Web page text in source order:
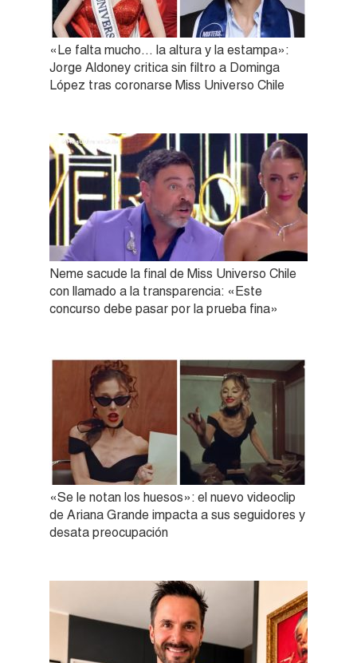
«Le falta mucho… la altura y la estampa»:
Jorge Aldoney critica sin filtro a Dominga
López tras coronarse Miss Universo Chile
Neme sacude la final de Miss Universo Chile
con llamado a la transparencia: «Este
concurso debe pasar por la prueba fina»
«Se le notan los huesos»: el nuevo videoclip
de Ariana Grande impacta a sus seguidores y
desata preocupación